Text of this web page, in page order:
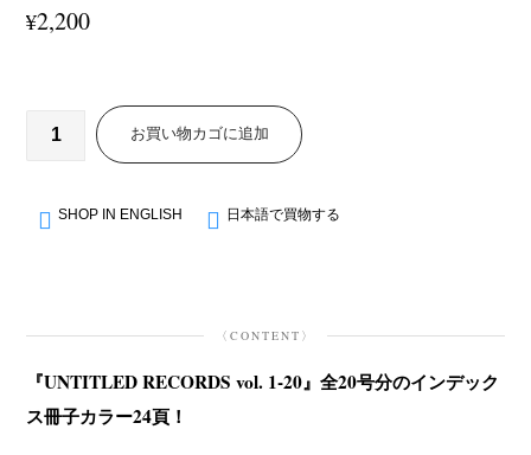
¥2,200
お買い物カゴに追加
SHOP IN ENGLISH 日本語で買物する
〈CONTENT〉
『UNTITLED RECORDS vol. 1-20』全20号分のインデック
ス冊子カラー24頁！